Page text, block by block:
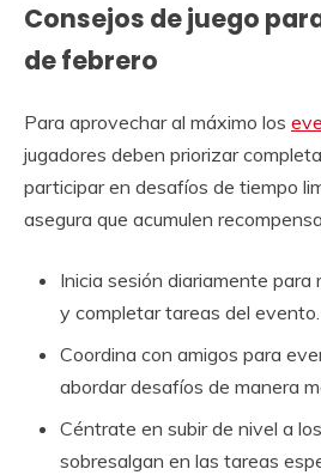
Consejos de juego
de febrero
Para aprovechar al máximo los
jugadores deben priorizar
participar en desafíos de tiempo
asegura que acumulen
Inicia sesión diariamente para
y completar tareas del evento.
Coordina con amigos para
abordar desafíos de manera
Céntrate en subir de nivel a
sobresalgan en las tareas